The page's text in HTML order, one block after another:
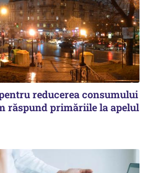
reducerea consumului
răspund primăriile la apelul